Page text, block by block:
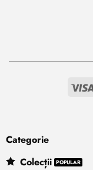
Categorie
Colecții